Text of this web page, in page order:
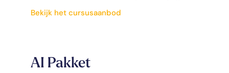
Bekijk het cursusaanbod
AI Pakket